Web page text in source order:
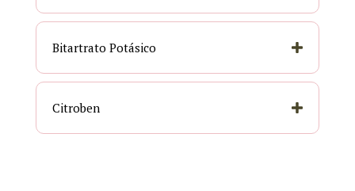
Bitartrato Potásico
Citroben